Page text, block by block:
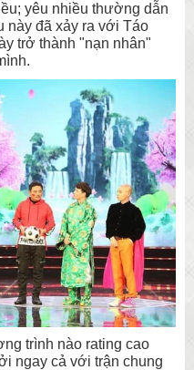
yêu nhiều thường dẫn
này đã xảy ra với Táo
trở thành "nạn nhân"
trình nào rating cao
ngay cả với trận chung